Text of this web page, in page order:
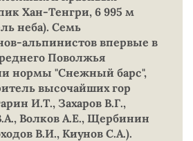
Хан-Тенгри, 6 995 м
неба). Семь
альпинистов впервые в
Поволжья
нормы "Снежный барс",
высочайших гор
И.Т., Захаров В.Г.,
Волков А.Е., Щербинин
В.И., Киунов С.А.).